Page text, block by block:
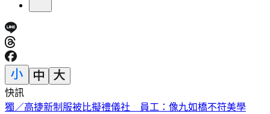
快訊
富婆砸錢當女主「強加60場吻戲」 男星崩潰發聲：往我嘴裡